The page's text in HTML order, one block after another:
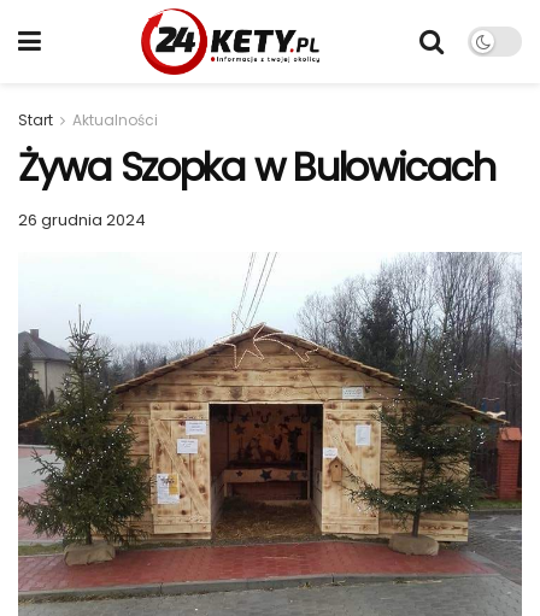
Start Aktualności
Żywa Szopka w Bulowicach
26 grudnia 2024